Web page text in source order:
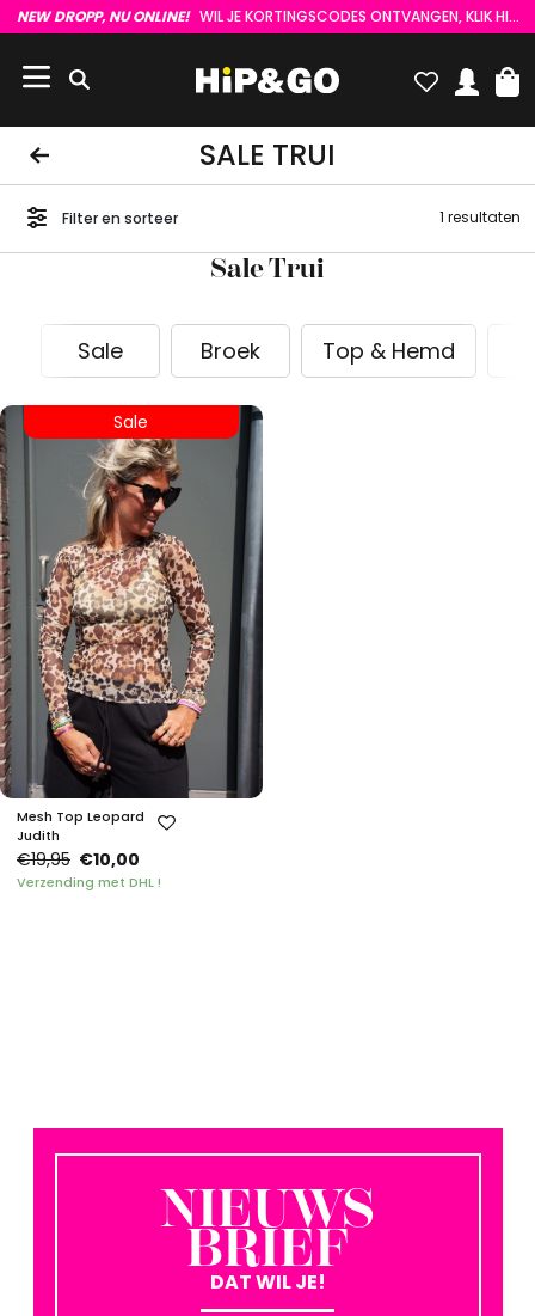
NEW DROPP, NU ONLINE! WIL JE KORTINGSCODES ONTVANGEN, KLIK HIER :)
SALE TRUI
Filter en sorteer 1 resultaten
Sale Trui
Sale Broek Top & Hemd
Sale
Mesh Top Leopard
Judith
€19,95 €10,00
Verzending met DHL !
NIEUWS
BRIEF
DAT WIL JE!